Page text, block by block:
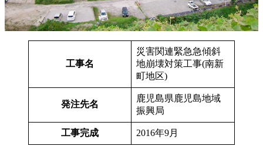
工事名
災害関連緊急急傾斜
地崩壊対策工事(南新
町地区)
発注先名
鹿児島県鹿児島地域
振興局
工事完成 2016年9月